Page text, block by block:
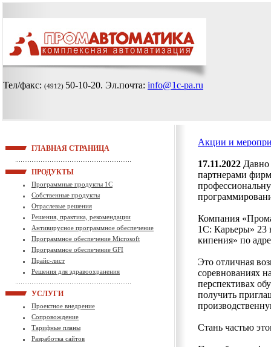
Тел/факс: (4912) 50-10-20. Эл.почта: info@1c-pa.ru
ГЛАВНАЯ СТРАНИЦА
ПРОДУКТЫ
Программные продукты 1С
Собственные продукты
Отраслевые решения
Решения, практика, рекомендации
Антивирусное программное обеспечение
Программное обеспечение Microsoft
Программное обеспечение GFI
Прайс-лист
Решения для здравоохранения
УСЛУГИ
Проектное внедрение
Сопровождение
Тарифные планы
Разработка сайтов
Акции и
17.11.2022 Давно
партнерами
Компания
1С: Карьеры» 23
кипения» по
Это отличная
соревнованиях
перспективах
получить
Стань частью